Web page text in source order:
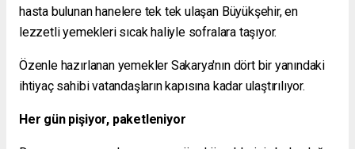
hasta bulunan hanelere tek tek ulaşan Büyükşehir, en
lezzetli yemekleri sıcak haliyle sofralara taşıyor.
Özenle hazırlanan yemekler Sakarya'nın dört bir yanındaki
ihtiyaç sahibi vatandaşların kapısına kadar ulaştırılıyor.
Her gün pişiyor, paketleniyor